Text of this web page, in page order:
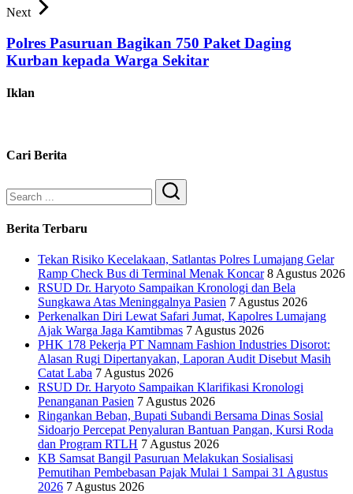
Next
Polres Pasuruan Bagikan 750 Paket Daging
Kurban kepada Warga Sekitar
Iklan
Cari Berita
Search
Berita Terbaru
Tekan Risiko Kecelakaan, Satlantas Polres Lumajang Gelar
Ramp Check Bus di Terminal Menak Koncar 8 Agustus 2026
RSUD Dr. Haryoto Sampaikan Kronologi dan Bela
Sungkawa Atas Meninggalnya Pasien 7 Agustus 2026
Perkenalkan Diri Lewat Safari Jumat, Kapolres Lumajang
Ajak Warga Jaga Kamtibmas 7 Agustus 2026
PHK 178 Pekerja PT Namnam Fashion Industries Disorot:
Alasan Rugi Dipertanyakan, Laporan Audit Disebut Masih
Catat Laba 7 Agustus 2026
RSUD Dr. Haryoto Sampaikan Klarifikasi Kronologi
Penanganan Pasien 7 Agustus 2026
Ringankan Beban, Bupati Subandi Bersama Dinas Sosial
Sidoarjo Percepat Penyaluran Bantuan Pangan, Kursi Roda
dan Program RTLH 7 Agustus 2026
KB Samsat Bangil Pasuruan Melakukan Sosialisasi
Pemutihan Pembebasan Pajak Mulai 1 Sampai 31 Agustus
2026 7 Agustus 2026